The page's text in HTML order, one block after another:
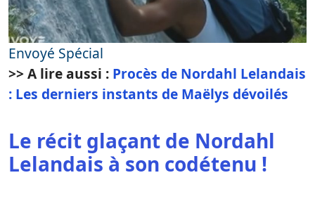
Envoyé Spécial
>> A lire aussi : Procès de Nordahl Lelandais
: Les derniers instants de Maëlys dévoilés
Le récit glaçant de Nordahl
Lelandais à son codétenu !